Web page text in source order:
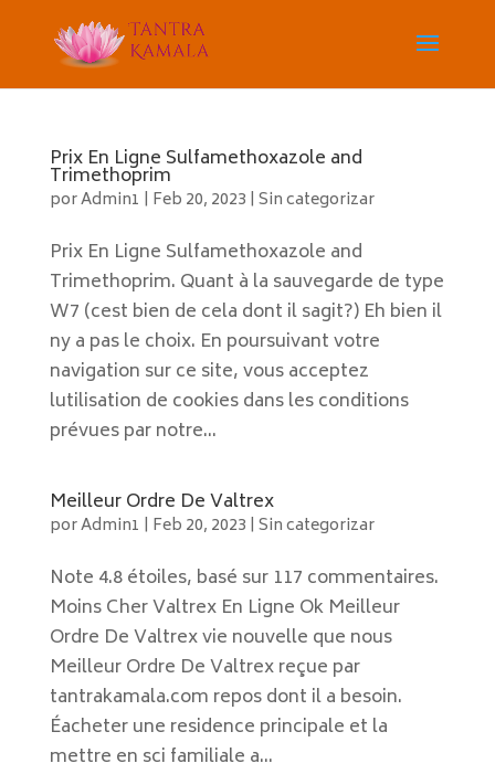
Prix En Ligne Sulfamethoxazole and
Trimethoprim
porAdmin1 | Feb 20, 2023 | Sin categorizar
Prix En Ligne Sulfamethoxazole and
Trimethoprim. Quant à la sauvegarde de type
W7 (cest bien de cela dont il sagit?) Eh bien il
ny a pas le choix. En poursuivant votre
navigation sur ce site, vous acceptez
lutilisation de cookies dans les conditions
prévues par notre...
Meilleur Ordre De Valtrex
porAdmin1 | Feb 20, 2023 | Sin categorizar
Note 4.8 étoiles, basé sur 117 commentaires.
Moins Cher Valtrex En Ligne Ok Meilleur
Ordre De Valtrex vie nouvelle que nous
Meilleur Ordre De Valtrex reçue par
tantrakamala.com repos dont il a besoin.
Éacheter une residence principale et la
mettre en sci familiale a...